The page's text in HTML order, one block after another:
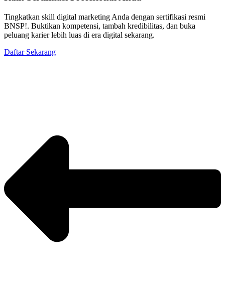
Tingkatkan skill digital marketing Anda dengan sertifikasi resmi
BNSP!. Buktikan kompetensi, tambah kredibilitas, dan buka
peluang karier lebih luas di era digital sekarang.
Daftar Sekarang